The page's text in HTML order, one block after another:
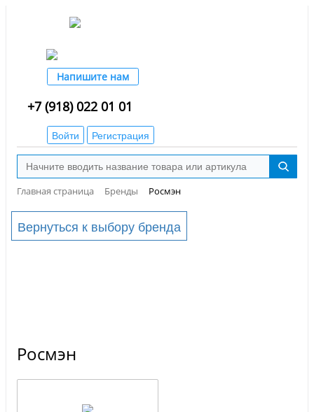
Напишите нам
+7 (918) 022 01 01
Войти Регистрация
Главная страница Бренды Росмэн
Вернуться к выбору бренда
Росмэн